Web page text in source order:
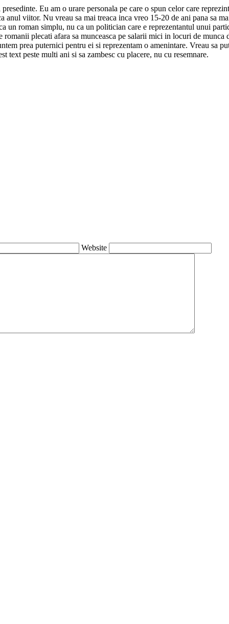
Eu am o urare personala pe care o spun celor care
viitor. Nu vreau sa mai treaca inca vreo 15-20 de ani pana sa
un roman simplu, nu ca un politician care e reprezentantul unui
plecati afara sa munceasca pe salarii mici in locuri de
prea puternici pentru ei si reprezentam o amenintare. Vreau sa
text peste multi ani si sa zambesc cu placere, nu cu resemnare.
Website